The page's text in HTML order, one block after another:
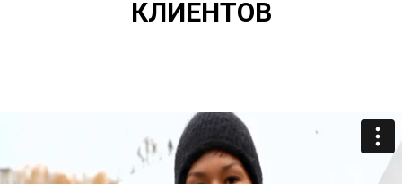
КЛИЕНТОВ